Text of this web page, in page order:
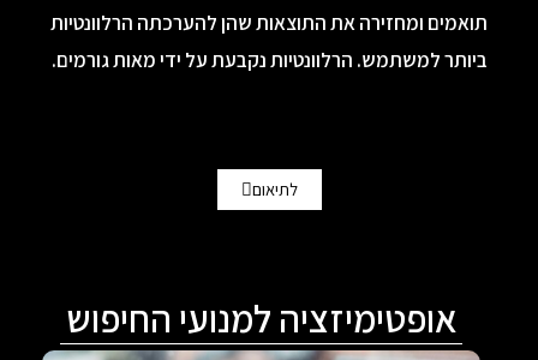
תואמים ומחזירה את התוצאות שהן להערכתה הרלוונטיות
ביותר למשתמש. הרלוונטיות נקבעת על ידי מאות גורמים.
לתיאום
אופטימיזציה למנועי החיפוש